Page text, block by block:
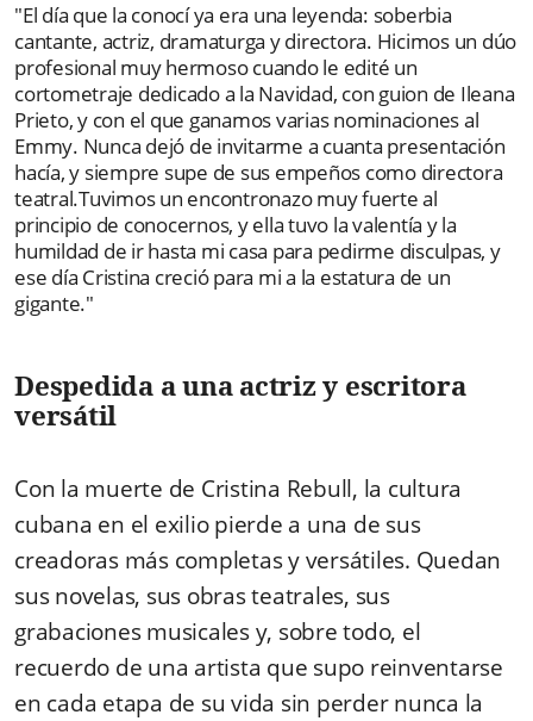
"El día que la conocí ya era una leyenda: soberbia
cantante, actriz, dramaturga y directora. Hicimos un dúo
profesional muy hermoso cuando le edité un
cortometraje dedicado a la Navidad, con guion de Ileana
Prieto, y con el que ganamos varias nominaciones al
Emmy. Nunca dejó de invitarme a cuanta presentación
hacía, y siempre supe de sus empeños como directora
teatral.Tuvimos un encontronazo muy fuerte al
principio de conocernos, y ella tuvo la valentía y la
humildad de ir hasta mi casa para pedirme disculpas, y
ese día Cristina creció para mi a la estatura de un
gigante."
Despedida a una actriz y escritora
versátil
Con la muerte de Cristina Rebull, la cultura
cubana en el exilio pierde a una de sus
creadoras más completas y versátiles. Quedan
sus novelas, sus obras teatrales, sus
grabaciones musicales y, sobre todo, el
recuerdo de una artista que supo reinventarse
en cada etapa de su vida sin perder nunca la